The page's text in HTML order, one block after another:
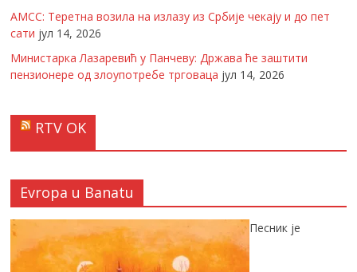
АМСС: Теретна возила на излазу из Србије чекају и до пет
сати јул 14, 2026
Министарка Лазаревић у Панчеву: Држава ће заштити
пензионере од злоупотребе трговаца јул 14, 2026
RTV OK
Evropa u Banatu
Песник је